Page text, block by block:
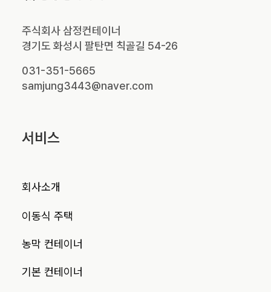
주식회사 삼정컨테이너
경기도 화성시 팔탄면 칙골길 54-26
031-351-5665
samjung3443@naver.com
서비스
회사소개
이동식 주택
농막 컨테이너
기본 컨테이너